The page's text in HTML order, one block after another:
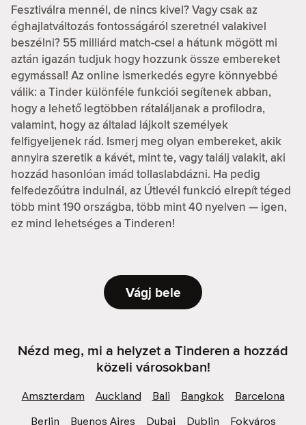
Fesztiválra mennél, de nincs kivel? Vagy csak az
éghajlatváltozás fontosságáról szeretnél valakivel
beszélni? 55 milliárd match-csel a hátunk mögött mi
aztán igazán tudjuk hogy hozzunk össze embereket
egymással! Az online ismerkedés egyre könnyebbé
válik: a Tinder különféle funkciói segítenek abban,
hogy a lehető legtöbben rátaláljanak a profilodra,
valamint, hogy az általad lájkolt személyek
felfigyeljenek rád. Ismerj meg olyan embereket, akik
annyira szeretik a kávét, mint te, vagy találj valakit, aki
hozzád hasonlóan imád tollaslabdázni. Ha pedig
felfedezőútra indulnál, az Útlevél funkció elrepít téged
több mint 190 országba, több mint 40 nyelven — igen,
ez mind lehetséges a Tinderen!
Vágj bele
Nézd meg, mi a helyzet a Tinderen a hozzád
közeli városokban!
Amszterdam Auckland Bali Bangkok
Barcelona
Berlin
Buenos Aires Dubai Dublin
Fokváros